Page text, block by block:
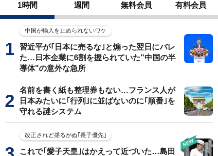
1時間 週間 無料会員 有料会員
中国が輸入を止められないワケ
習近平が｢日本に売るな｣と煽った翌日にバレ
た…日本企業に6割を握られていた"中国の半
導体"の意外な急所
名前を書く紙も整理券もない…フランス人が
日本みたいに｢行列｣に並ばないのに｢順番｣を
守れる謎システム
改正されど揺るがぬ｢長子優先｣
これで｢愛子天皇｣はかえって近づいた…島田